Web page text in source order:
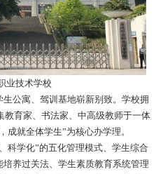
业技术学校
公寓、驾训基地崭新别致。学校拥
教育家、书法家、中高级教师于一体
成就全体学生”为核心办学理。
科学化”的五化管理模式、学生综合
养过关法、学生素质教育系统管理